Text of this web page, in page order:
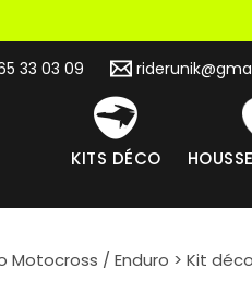
33 03 09
KITS DÉCO
Motocross / Enduro > Kit